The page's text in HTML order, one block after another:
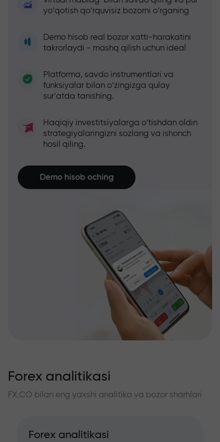
yo‘qotish qo‘rquvisiz bozorni o‘rganing
Demo hisob real bozor xatti-harakatini
takrorlaydi - mashq qilish uchun ideal
Platforma, savdo instrumentlari va
funksiyalar bilan o‘zingizga qulay
sur’atda tanishing.
Haqiqiy investitsiyalarga o‘tishdan oldin
strategiyalaringizni sozlang va ishonch
hosil qiling.
Demo hisob oching
Forex analitikasi
FX.CO bilan eng yaxshi analitika va bozor sharhlari
Forex analitikasi